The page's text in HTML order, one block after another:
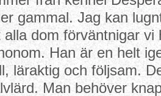
gammal. Jag kan
alla dom förväntnigar vi
Han är en helt
läraktig och följsam.
Man behöver